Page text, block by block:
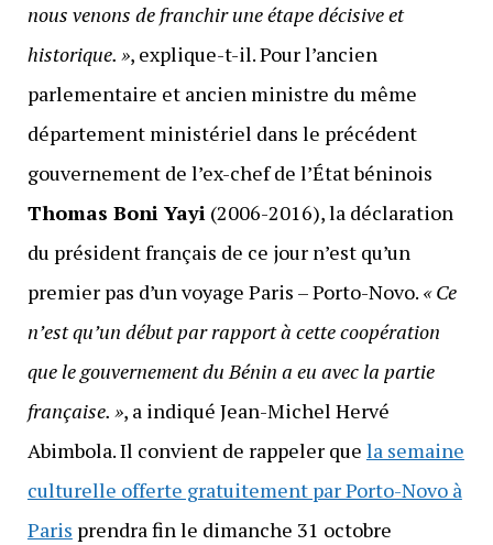
nous venons de franchir une étape décisive et
historique. », explique-t-il. Pour l’ancien
parlementaire et ancien ministre du même
département ministériel dans le précédent
gouvernement de l’ex-chef de l’État béninois
Thomas Boni Yayi(2006-2016), la déclaration
du président français de ce jour n’est qu’un
premier pas d’un voyage Paris – Porto-Novo. « Ce
n’est qu’un début par rapport à cette coopération
que le gouvernement du Bénin a eu avec la partie
française. », a indiqué Jean-Michel Hervé
Abimbola. Il convient de rappeler que la semaine
culturelle offerte gratuitement par Porto-Novo à
Paris prendra fin le dimanche 31 octobre